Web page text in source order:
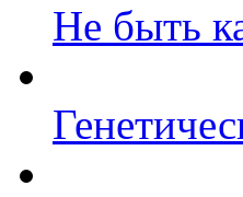
Не быть